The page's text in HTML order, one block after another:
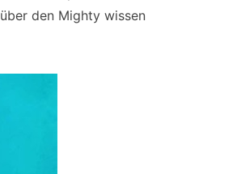
den Mighty wissen